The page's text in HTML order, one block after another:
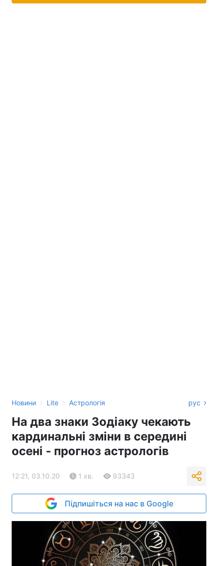
Новини › Lite › Астрологія рус
На два знаки Зодіаку чекають
кардинальні зміни в середині
осені - прогноз астрологів
12:21, 03.10.20 1 хв. 93343
Підпишіться на нас в Google